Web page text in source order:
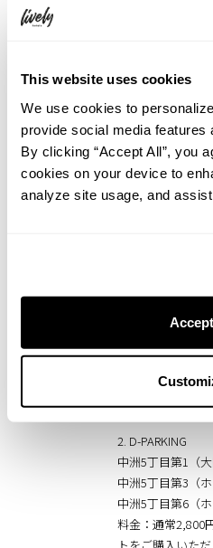
This website uses cookies
We use cookies to
provide social media features
By clicking “Accept All”, you
cookies on your device to
analyze site usage, and
4.7m、重量1.6t以
ん。（普通車のセ
クスはお停めい
お越しのお客様に
しております。
料金：1,800円/
※上記時間外は規
※途中入出庫はで
降の再入庫が必
※複数泊の場合
2. D-PARKING
中洲5丁目第1（大
中洲5丁目第3（ホ
中洲5丁目第6（ホ
料金：通常2,800